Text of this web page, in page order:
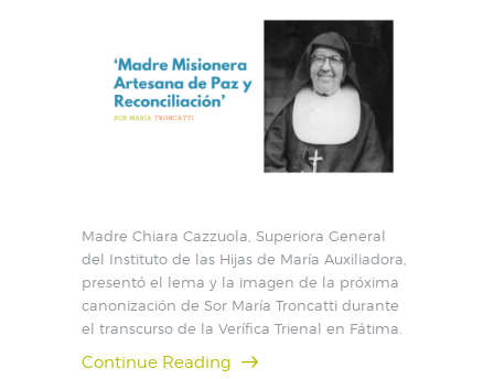
Madre Chiara Cazzuola, Superiora General
del Instituto de las Hijas de María Auxiliadora,
presentó el lema y la imagen de la próxima
canonización de Sor María Troncatti durante
el transcurso de la Verífica Trienal en Fátima.
Continue Reading